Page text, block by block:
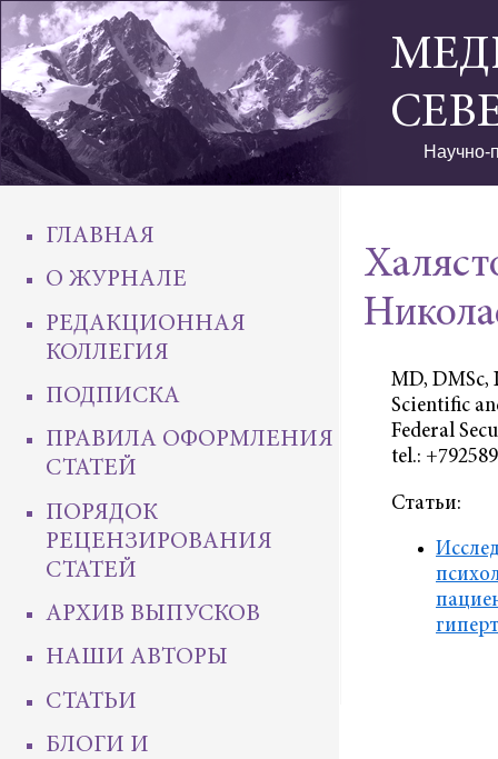
Научно-
ГЛАВНАЯ
О ЖУРНАЛЕ
РЕДАКЦИОННАЯ
КОЛЛЕГИЯ
ПОДПИСКА
ПРАВИЛА ОФОРМЛЕНИЯ
СТАТЕЙ
ПОРЯДОК
РЕЦЕНЗИРОВАНИЯ
СТАТЕЙ
АРХИВ ВЫПУСКОВ
НАШИ АВТОРЫ
СТАТЬИ
БЛОГИ И
MD, DMSc,
Scientific
Federal
tel.:
Статьи: